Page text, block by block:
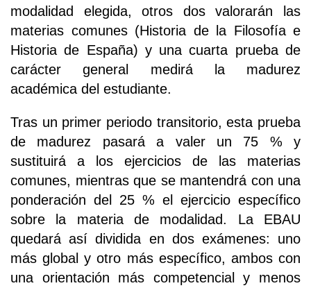
modalidad elegida, otros dos valorarán las
materias comunes (Historia de la Filosofía e
Historia de España) y una cuarta prueba de
carácter general medirá la madurez
académica del estudiante.
Tras un primer periodo transitorio, esta prueba
de madurez pasará a valer un 75 % y
sustituirá a los ejercicios de las materias
comunes, mientras que se mantendrá con una
ponderación del 25 % el ejercicio específico
sobre la materia de modalidad. La EBAU
quedará así dividida en dos exámenes: uno
más global y otro más específico, ambos con
una orientación más competencial y menos